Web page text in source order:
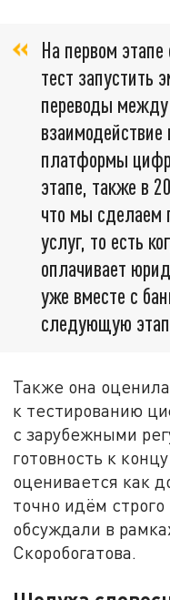
На первом
тест запустить
переводы
взаимодействие
платформы
этапе, также в
что мы сделаем
услуг, то есть
оплачивает
уже вместе с
следующую
Также она
к тестированию
с зарубежными
готовность к
оценивается как
точно идём
обсуждали в
Скоробогатова.